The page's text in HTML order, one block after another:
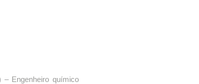
– Engenheiro químico